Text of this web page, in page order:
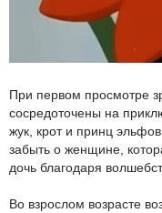
При первом просмотре
сосредоточены на
жук, крот и принц
забыть о женщине,
дочь благодаря
Во взрослом возрасте